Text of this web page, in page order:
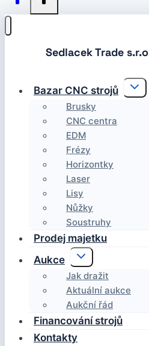
Bazar CNC strojů
Toggle
Brusky
CNC centra
EDM
Frézy
Horizontky
Laser
Lisy
Nůžky
Soustruhy
Prodej majetku
Aukce
Toggle
menu
Jak dražit
Aktuální aukce
Aukční řád
Financování strojů
Kontakty